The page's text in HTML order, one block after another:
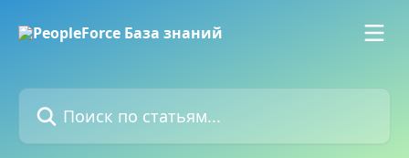
Поиск по статьям...